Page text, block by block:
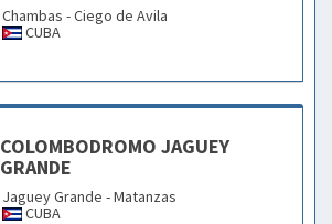
Chambas - Ciego de Avila
CUBA
COLOMBODROMO JAGUEY
GRANDE
Jaguey Grande - Matanzas
CUBA